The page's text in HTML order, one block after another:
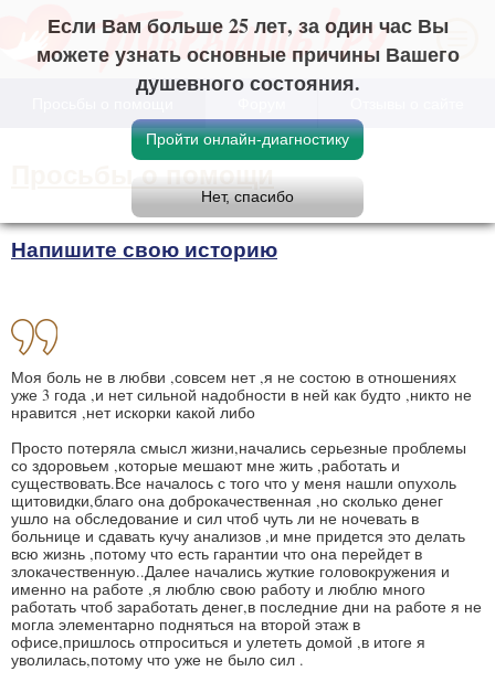
Если Вам больше 25 лет, за один час Вы
можете узнать основные причины Вашего
душевного состояния.
Просьбы о помощи
Напишите свою историю
Моя боль не в любви ,совсем нет ,я не состою в отношениях
уже 3 года ,и нет сильной надобности в ней как будто ,никто не
нравится ,нет искорки какой либо
Просто потеряла смысл жизни,начались серьезные проблемы
со здоровьем ,которые мешают мне жить ,работать и
существовать.Все началось с того что у меня нашли опухоль
щитовидки,благо она доброкачественная ,но сколько денег
ушло на обследование и сил чтоб чуть ли не ночевать в
больнице и сдавать кучу анализов ,и мне придется это делать
всю жизнь ,потому что есть гарантии что она перейдет в
злокачественную..Далее начались жуткие головокружения и
именно на работе ,я люблю свою работу и люблю много
работать чтоб заработать денег,в последние дни на работе я не
могла элементарно подняться на второй этаж в
офисе,пришлось отпроситься и улететь домой ,в итоге я
уволилась,потому что уже не было сил .